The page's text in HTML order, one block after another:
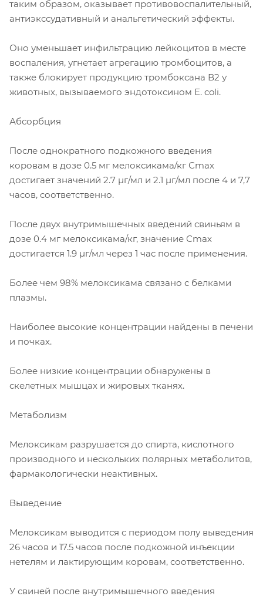
таким образом, оказывает противовоспалительный,
антиэкссудативный и анальгетический эффекты.
Оно уменьшает инфильтрацию лейкоцитов в месте
воспаления, угнетает агрегацию тромбоцитов, а
также блокирует продукцию тромбоксана В2 у
животных, вызываемого эндотоксином Е. coli.
Абсорбция
После однократного подкожного введения
коровам в дозе 0.5 мг мелоксикама/кг Сmах
достигает значений 2.7 µг/мл и 2.1 µг/мл после 4 и 7,7
часов, соответственно.
После двух внутримышечных введений свиньям в
дозе 0.4 мг мелоксикама/кг, значение Сmах
достигается 1.9 µг/мл через 1 час после применения.
Более чем 98% мелоксикама связано с белками
плазмы.
Наиболее высокие концентрации найдены в печени
и почках.
Более низкие концентрации обнаружены в
скелетных мышцах и жировых тканях.
Метаболизм
Мелоксикам разрушается до спирта, кислотного
производного и нескольких полярных метаболитов,
фармакологически неактивных.
Выведение
Мелоксикам выводится с периодом полу выведения
26 часов и 17.5 часов после подкожной инъекции
нетелям и лактирующим коровам, соответственно.
У свиней после внутримышечного введения